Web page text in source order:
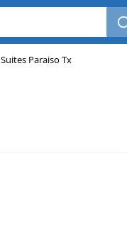
Suites Paraiso Tx